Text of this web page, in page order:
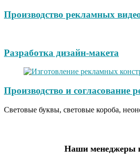
Производство рекламных
Разработка дизайн-макета
Производство и согласование
Световые буквы, световые короба,
Наши менеджеры в